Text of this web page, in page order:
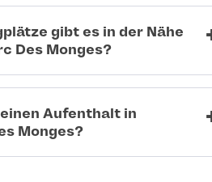
gibt es in der Nähe
Des Monges?
Aufenthalt in
Monges?